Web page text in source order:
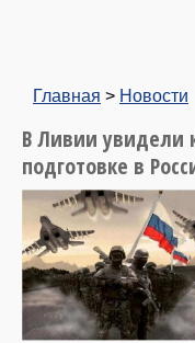
Главная > Новости
В Ливии увидели
подготовке в